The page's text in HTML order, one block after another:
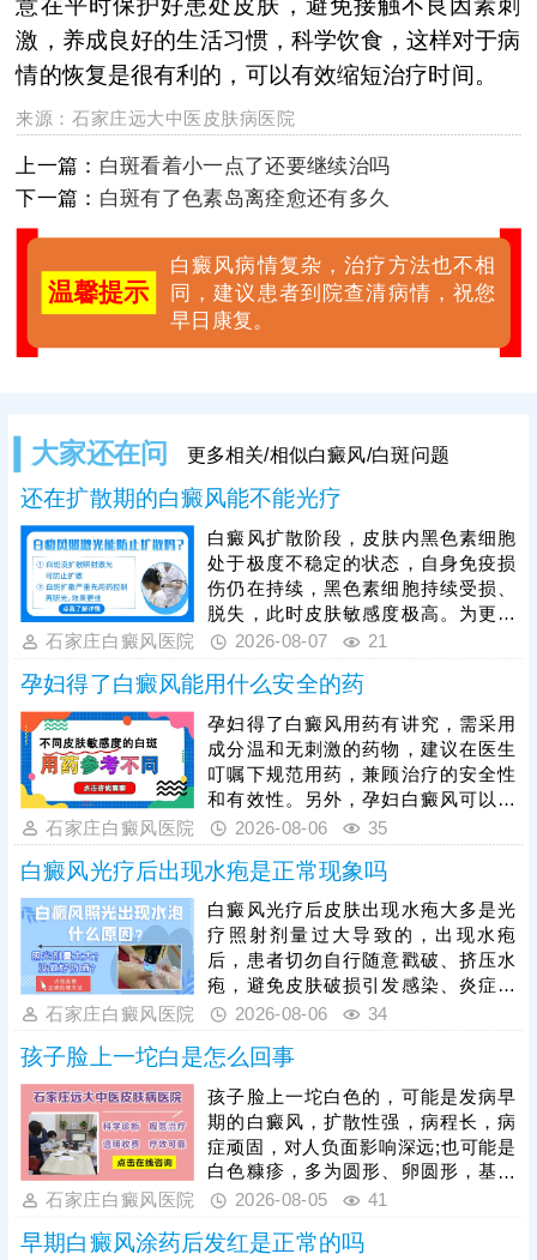
意在平时保护好患处皮肤，避免接触不良因素刺
激，养成良好的生活习惯，科学饮食，这样对于病
情的恢复是很有利的，可以有效缩短治疗时间。
来源：石家庄远大中医皮肤病医院
上一篇： 白斑看着小一点了还要继续治吗
下一篇： 白斑有了色素岛离痊愈还有多久
温馨提示
白癜风病情复杂，治疗方法也不相
同，建议患者到院查清病情，祝您
早日康复。
大家还在问 更多相关/相似白癜风/白斑问题
还在扩散期的白癜风能不能光疗
白癜风扩散阶段，皮肤内黑色素细胞
处于极度不稳定的状态，自身免疫损
伤仍在持续，黑色素细胞持续受损、
脱失，此时皮肤敏感度极高。为更好
保障治疗安全与疗效，临床通常建议
白斑扩散，具体用药方案需由医生根
据个人病情、体质制定，患者严格遵
医嘱使用，切勿自行用药。待白斑完
全稳定后，再启动光疗，光疗需严控
剂量，采用温和适配的低剂量循序渐
进治疗，同时做好日常护理，规避外
界刺激，稳固病情，提升整体治疗效
果。
石家庄白癜风医院 2026-08-07 21
孕妇得了白癜风能用什么安全的药
孕妇得了白癜风用药有讲究，需采用
成分温和无刺激的药物，建议在医生
叮嘱下规范用药，兼顾治疗的安全性
和有效性。另外，孕妇白癜风可以照
光治疗，如美国进口308准分子激
光，促进黑色素细胞修复、恢复活性
和正常功能，安全无痛，无毒副作
用。治疗期间还需从自身做起，加强
护理保健，避免不良因素刺激，稳定
免疫状态，逐步令白斑症状减轻。
石家庄白癜风医院 2026-08-06 35
白癜风光疗后出现水疱是正常现象吗
白癜风光疗后皮肤出现水疱大多是光
疗照射剂量过大导致的，出现水疱
后，患者切勿自行随意戳破、挤压水
疱，避免皮肤破损引发感染、炎症，
加重皮肤损伤，甚至诱发白斑扩散、
对症处理，做好创面防护与修复，为
规避该问题，光疗必须由经验丰富的
医生操作，根据患者肤质、白斑部位
及皮肤耐受情况，制定个性化照射剂
量与频次。同时要做好光疗后皮肤护
理，治疗后皮肤屏障脆弱，需严格规
避阳光暴晒，防止二次损伤诱发水
疱、红肿，坚持科
石家庄白癜风医院 2026-08-06 34
孩子脸上一坨白是怎么回事
孩子脸上一坨白色的，可能是发病早
期的白癜风，扩散性强，病程长，病
症顽固，对人负面影响深远;也可能是
白色糠疹，多为圆形、卵圆形，基本
可自行消退，影响不大。可以结合伍
断，分析白斑是什么、怎么形成的;诊
石家庄白癜风医院 2026-08-05 41
早期白癜风涂药后发红是正常的吗